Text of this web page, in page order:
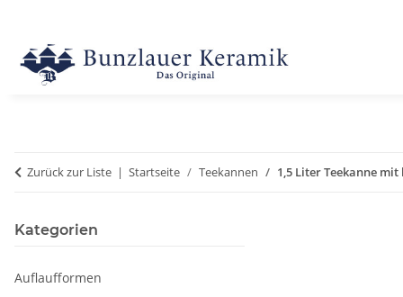
Zurück zur Liste Startseite Teekannen 1,5 Liter Teekanne
Kategorien
Auflaufformen